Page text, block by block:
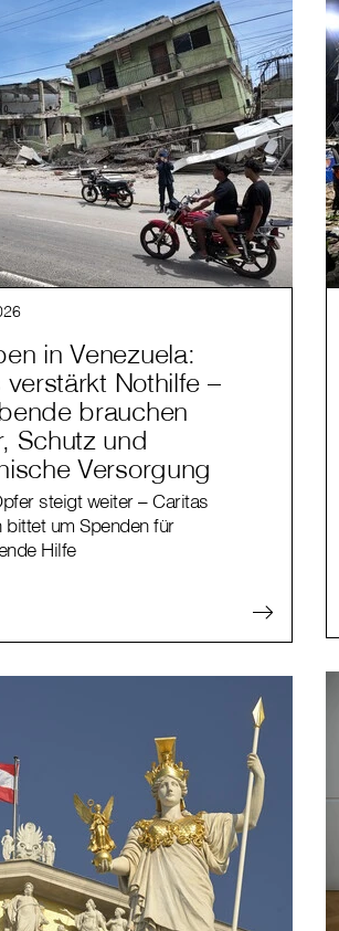
in Venezuela:
verstärkt Nothilfe –
brauchen
Schutz und
Versorgung
steigt weiter – Caritas
bittet um Spenden für
Hilfe